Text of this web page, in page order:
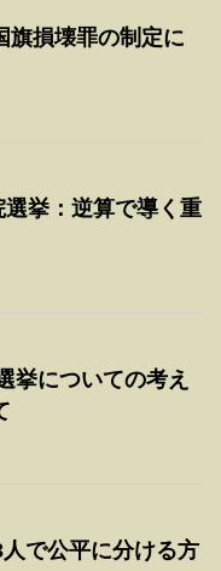
旗損壊罪の制定に
挙：逆算で導く重
挙についての考え
で公平に分ける方